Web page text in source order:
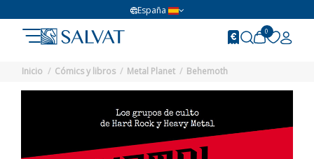
España
0
Inicio Cómics y libros Metal Planet Behemoth